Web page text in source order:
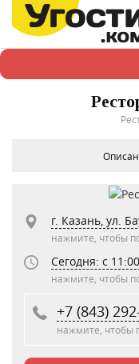
г. Казань, ул.
нажмите, чтобы
Сегодня: c
нажмите, чтобы
+7 (843)
нажмите, чтобы